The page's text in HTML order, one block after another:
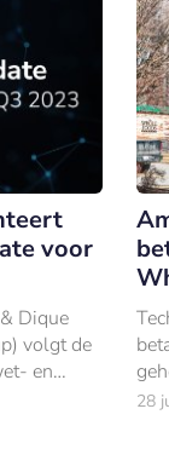
voor
Dique
volgt de
en
28